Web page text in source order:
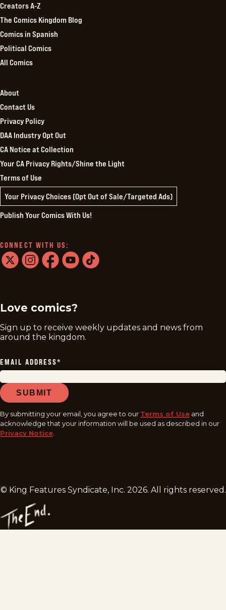
Creators A-Z
The Comics Kingdom Blog
Comics in Spanish
Political Comics
All Comics
About
Contact Us
Privacy Policy
DAA Industry Opt Out
CA Notice at Collection
Your CA Privacy Rights/Shine the Light
Terms of Use
Your Privacy Choices (Opt Out of Sale/Targeted Ads)
Publish Your Comics With Us!
CONNECT WITH US:
Love comics?
Sign up to receive weekly updates and news from
around the kingdom.
EMAIL ADDRESS*
SUBMIT
By submitting your email, you agree to our Terms of Use and
acknowledge that your information will be used as described in our
Privacy Notice
© King Features Syndicate, Inc. 2026. All rights reserved.